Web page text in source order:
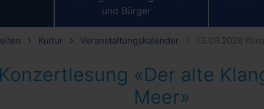
und Bürger
Kultur Veranstaltungskalender 13.09.2026
Konzertlesung «Der alte
Meer»